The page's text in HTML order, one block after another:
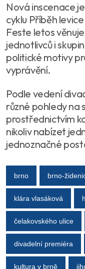
Nová inscenace
cyklu Příběh
Feste letos
jednotlivců i
politické motivy
vyprávění.
Podle vedení
různé pohledy na
prostřednictvím
nikoliv nabízet
jednoznačné
brno brno-
klára vlasáková
čelakovského ulice
divadelní premiéra
kultura v brně